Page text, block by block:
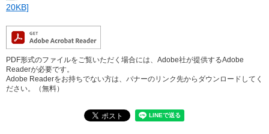
20KB]
PDF形式のファイルをご覧いただく場合には、Adobe社が提供するAdobe
Readerが必要です。
Adobe Readerをお持ちでない方は、バナーのリンク先からダウンロードしてく
ださい。（無料）